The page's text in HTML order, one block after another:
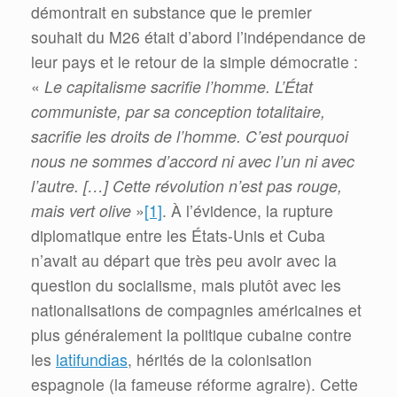
démontrait en substance que le premier
souhait du M26 était d’abord l’indépendance de
leur pays et le retour de la simple démocratie :
« Le capitalisme sacrifie l’homme. L’État
communiste, par sa conception totalitaire,
sacrifie les droits de l’homme. C’est pourquoi
nous ne sommes d’accord ni avec l’un ni avec
l’autre. […] Cette révolution n’est pas rouge,
mais vert olive »[1]. À l’évidence, la rupture
diplomatique entre les États-Unis et Cuba
n’avait au départ que très peu avoir avec la
question du socialisme, mais plutôt avec les
nationalisations de compagnies américaines et
plus généralement la politique cubaine contre
les latifundias, hérités de la colonisation
espagnole (la fameuse réforme agraire). Cette